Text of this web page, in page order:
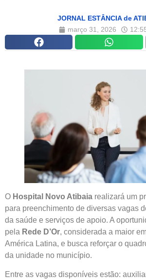
JORNAL ESTÂNCIA de
março 31, 2026
O Hospital Novo Atibaia realizará um
para preenchimento de diversas vagas
da saúde e serviços de apoio. A
pela Rede D’Or, considerada a maior
América Latina, e busca reforçar o
da unidade no município.
Entre as vagas disponíveis estão: